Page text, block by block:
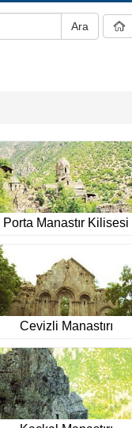
Porta Manastır Kilisesi
Cevizli Manastırı